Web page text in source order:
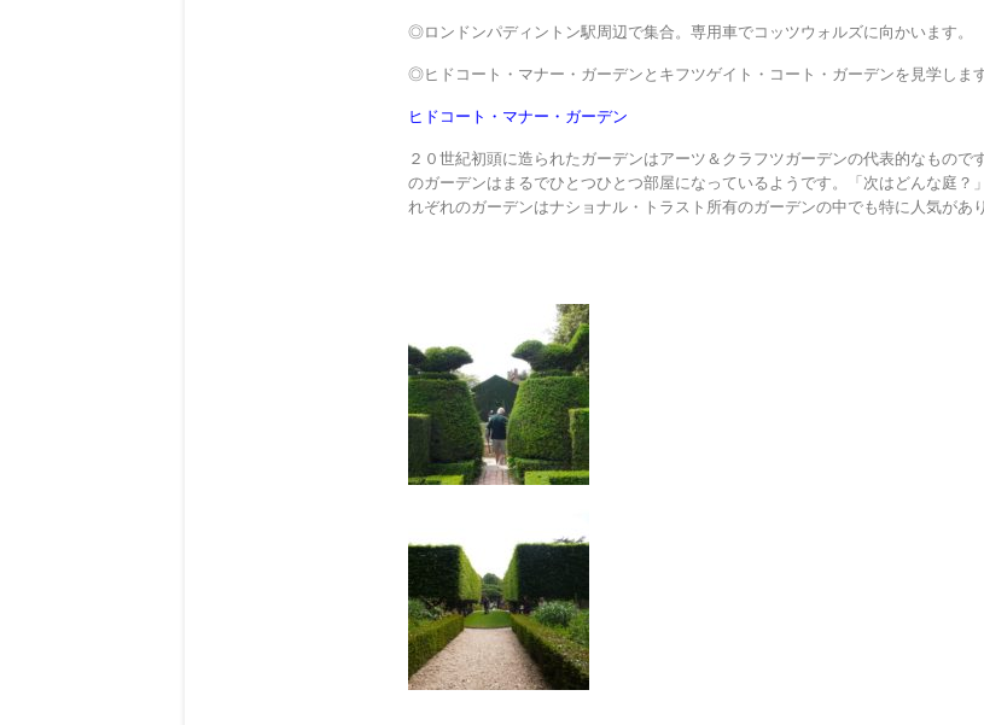
◎ロンドンパディントン駅周辺で集合。専用車でコッツウォルズに向かいます。
◎ヒドコート・マナー・ガーデンとキフツゲイト・コート・ガーデンを見学します
ヒドコート・マナー・ガーデン
２０世紀初頭に造られたガーデンはアーツ＆クラフツガーデンの代表的なもので
のガーデンはまるでひとつひとつ部屋になっているようです。「次はどんな庭？
れぞれのガーデンはナショナル・トラスト所有のガーデンの中でも特に人気があ